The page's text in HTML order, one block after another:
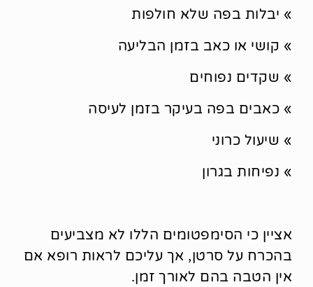
» יבלות בפה שלא חולפות
» קושי או כאב בזמן הבליעה
» שקדים נפוחים
» כאבים בפה בעיקר בזמן לעיסה
» שיעול כרוני
» נפיחות בגרון
אציין כי הסימפטומים הללו לא מצביעים
בהכרח על סרטן, אך עליכם לראות רופא אם
אין הטבה בהם לאורך זמן.